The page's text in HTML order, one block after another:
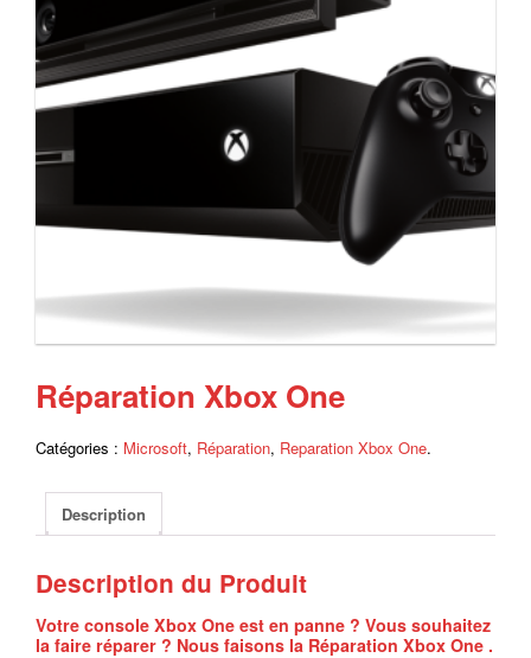
Réparation Xbox One
Catégories : Microsoft, Réparation, Reparation Xbox One.
Description
Description du Produit
Votre console Xbox One est en panne ? Vous souhaitez
la faire réparer ? Nous faisons la Réparation Xbox One .